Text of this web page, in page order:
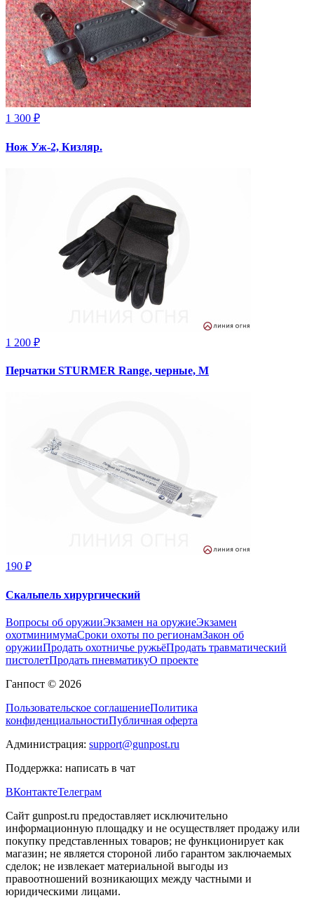
1 300 ₽
Нож Уж-2, Кизляр.
1 200 ₽
Перчатки STURMER Range, черные, М
190 ₽
Скальпель хирургический
Вопросы об оружииЭкзамен на оружиеЭкзамен
охотминимумаСроки охоты по регионамЗакон об
оружииПродать охотничье ружьёПродать травматический
пистолетПродать пневматикуО проекте
Ганпост © 2026
Пользовательское соглашениеПолитика
конфиденциальностиПубличная оферта
Администрация: support@gunpost.ru
Поддержка: написать в чат
ВКонтактеТелеграм
Сайт gunpost.ru предоставляет исключительно
информационную площадку и не осуществляет продажу или
покупку представленных товаров; не функционирует как
магазин; не является стороной либо гарантом заключаемых
сделок; не извлекает материальной выгоды из
правоотношений возникающих между частными и
юридическими лицами.